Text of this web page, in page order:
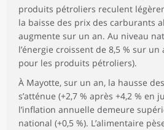
produits pétroliers reculent
la baisse des prix des carburants
augmente sur un an. Au niveau
l’énergie croissent de 8,5 % sur un
pour les produits pétroliers).
À Mayotte, sur un an, la hausse
s’atténue (+2,7 % après +4,2 % en
l’inflation annuelle demeure
national (+0,5 %). L’alimentaire